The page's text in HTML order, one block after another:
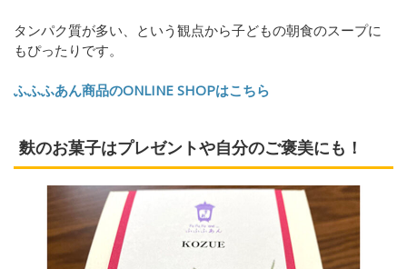
タンパク質が多い、という観点から子どもの朝食のスープに
もぴったりです。
ふふふあん商品のONLINE SHOPはこちら
麩のお菓子はプレゼントや自分のご褒美にも！